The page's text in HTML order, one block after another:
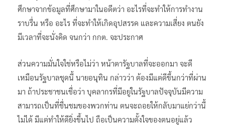
ศึกษาจากข้อมูลที่ศึกษามาในอดีตว่า อะไรที่จะทำให้การทำงาน
ราบรื่น หรือ อะไร ที่จะทำให้เกิดอุปสรรค และความเสี่ยง ตนยัง
มีเวลาที่จะนั่งคิด จนกว่า กกต. จะประกาศ
ส่วนความมั่นใจใช่หรือไม่ว่า หน้าตารัฐบาลที่จะออกมา จะดี
เหมือนรัฐบาลชุดนี้ นายอนุทิน กล่าวว่า ต้องมีแต่ดีขึ้นกว่าที่ผ่าน
มา ถ้าประชาชนเชื่อว่า บุคลากรที่มีอยู่ในรัฐบาลปัจจุบันมีความ
สามารถเป็นที่ชื่นชมของพวกท่าน ตนจะถอยให้กลับมาแย่กว่านี้
ไม่ได้ มีแต่ทำให้ดียิ่งขึ้นไป ถือเป็นความตั้งใจของตนอยู่แล้ว